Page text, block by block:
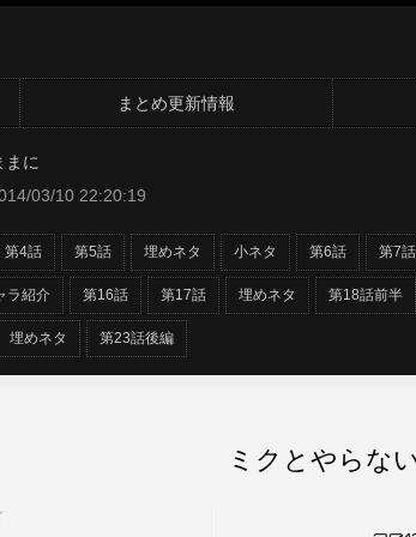
まとめ更新情報
まに
03/10 22:20:19
第4話 第5話 埋めネタ 小ネタ 第6話 第7話
ラ紹介 第16話 第17話 埋めネタ 第18話前半
埋めネタ 第23話後編
ミクとやらな